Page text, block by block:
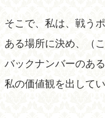
そこで、私は、戦う
ある場所に決め、（
バックナンバーのあ
私の価値観を出してい